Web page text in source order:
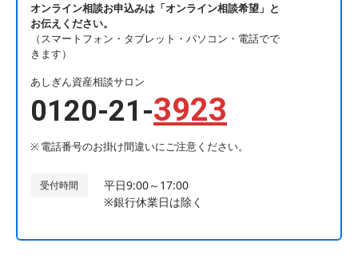
オンライン相談お申込みは「オンライン相談希望」と
お伝えください。
（スマートフォン・タブレット・パソコン・電話でで
きます）
あしぎん資産相談サロン
0120-21-3923
電話番号のお掛け間違いにご注意ください。
受付時間
平日9:00～17:00
※銀行休業日は除く